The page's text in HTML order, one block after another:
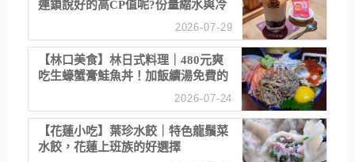
連鎖說好的高CP值呢?份量縮水與冷
2026-07-29
【林口美食】林日式料理｜480元爽
吃生蠔蟹膏鮭魚丼！加飯續湯免費的
2026-07-24
【花蓮小吃】葉珍水餃｜特色龍鬚菜
水餃，花蓮上班族的好選擇